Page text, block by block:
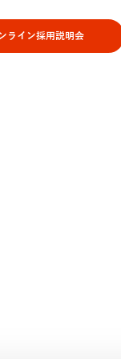
ライン採用説明会